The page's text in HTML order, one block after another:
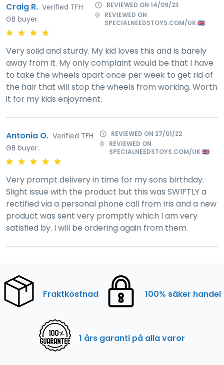
Craig R. Verified TFH
GB buyer.
REVIEWED ON 14/09/23
REVIEWED ON
SPECIALNEEDSTOYS.COM/UK 🇬🇧
Very solid and sturdy. My kid loves this and is barely
away from it. My only complaint would be that I have
to take the wheels apart once per week to get rid of
the hair that will stop the wheels from working. Worth
it for my kids enjoyment.
Antonia O. Verified TFH
GB buyer.
REVIEWED ON 27/01/22
REVIEWED ON
SPECIALNEEDSTOYS.COM/UK 🇬🇧
Very prompt delivery in time for my sons birthday.
Slight issue with the product but this was SWIFTLY a
rectified via a personal phone call from Iris and a new
product was sent very promptly which I am very
satisfied by. I will be ordering again from them.
Fraktkostnad 100% säker handel
1 års garanti på alla varor